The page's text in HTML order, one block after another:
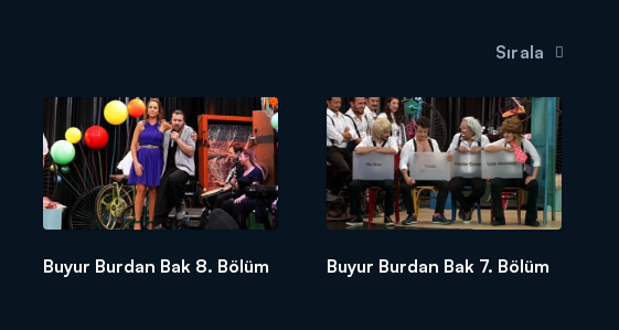
Sırala
Buyur Burdan Bak 8. Bölüm Buyur Burdan Bak 7. Bölüm